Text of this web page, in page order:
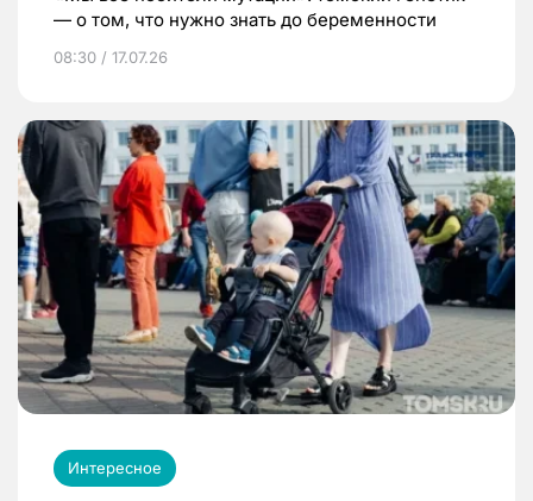
— о том, что нужно знать до беременности
08:30 / 17.07.26
Интересное